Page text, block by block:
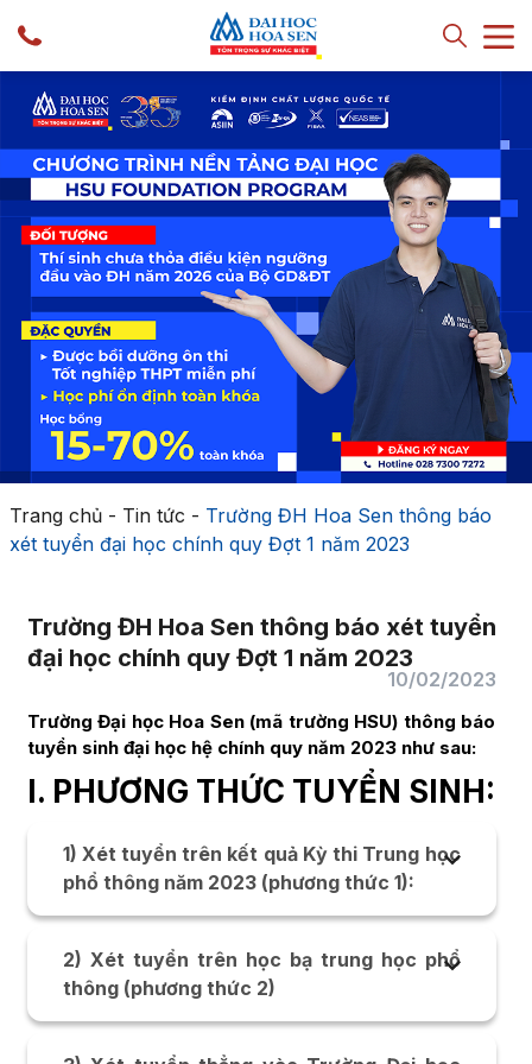
Trang chủ- Tin tức - Trường ĐH Hoa Sen thông báo
xét tuyển đại học chính quy Đợt 1 năm 2023
Trường ĐH Hoa Sen thông báo xét tuyển
đại học chính quy Đợt 1 năm 2023
10/02/2023
Trường Đại học Hoa Sen (mã trường HSU) thông báo
tuyển sinh đại học hệ chính quy năm 2023 như sau:
I. PHƯƠNG THỨC TUYỂN SINH:
1) Xét tuyển trên kết quả Kỳ thi Trung học
phổ thông năm 2023 (phương thức 1):
Thí sinh theo dõi và điều chỉnh nguyện
mốc thời gian qui định của Bộ Giáo dục và
Đào tạo (BGDĐT).
2) Xét tuyển trên học bạ trung học phổ
thông (phương thức 2)
Xét tuyển trên Kết quả học tập (Học bạ)